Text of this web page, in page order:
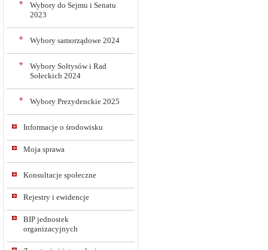
Wybory do Sejmu i Senatu
2023
Wybory samorządowe 2024
Wybory Sołtysów i Rad
Sołeckich 2024
Wybory Prezydenckie 2025
Informacje o środowisku
Moja sprawa
Konsultacje społeczne
Rejestry i ewidencje
BIP jednostek
organizacyjnych